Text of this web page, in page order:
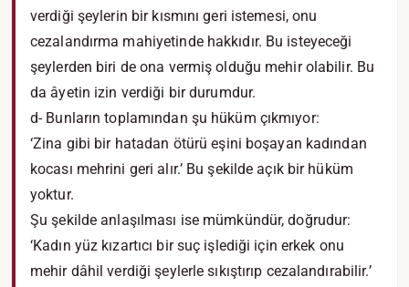
verdiği şeylerin bir kısmını geri istemesi, onu
cezalandırma mahiyetinde hakkıdır. Bu isteyeceği
şeylerden biri de ona vermiş olduğu mehir olabilir. Bu
da âyetin izin verdiği bir durumdur.
d- Bunların toplamından şu hüküm çıkmıyor:
‘Zina gibi bir hatadan ötürü eşini boşayan kadından
kocası mehrini geri alır.’ Bu şekilde açık bir hüküm
yoktur.
Şu şekilde anlaşılması ise mümkündür, doğrudur:
‘Kadın yüz kızartıcı bir suç işlediği için erkek onu
mehir dâhil verdiği şeylerle sıkıştırıp cezalandırabilir.’